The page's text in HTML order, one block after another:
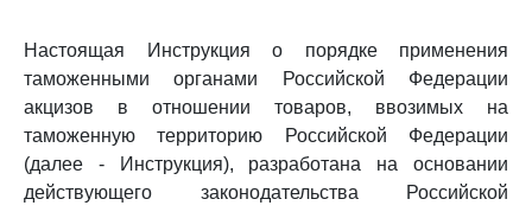
Настоящая Инструкция о порядке применения
таможенными органами Российской Федерации
акцизов в отношении товаров, ввозимых на
таможенную территорию Российской Федерации
(далее - Инструкция), разработана на основании
действующего законодательства Российской